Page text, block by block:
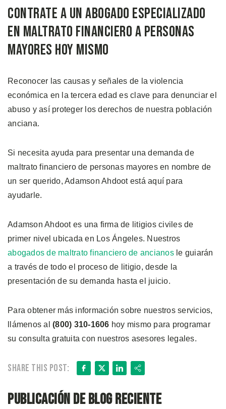
Contrate a un Abogado Especializado
en Maltrato Financiero a Personas
Mayores Hoy Mismo
Reconocer las causas y señales de la violencia
económica en la tercera edad es clave para denunciar el
abuso y así proteger los derechos de nuestra población
anciana.
Si necesita ayuda para presentar una demanda de
maltrato financiero de personas mayores en nombre de
un ser querido, Adamson Ahdoot está aquí para
ayudarle.
Adamson Ahdoot es una firma de litigios civiles de
primer nivel ubicada en Los Ángeles. Nuestros
abogados de maltrato financiero de ancianosle guiarán
a través de todo el proceso de litigio, desde la
presentación de su demanda hasta el juicio.
Para obtener más información sobre nuestros servicios,
llámenos al (800) 310-1606 hoy mismo para programar
su consulta gratuita con nuestros asesores legales.
Share this post: Facebook
X LinkedIn
Share
Publicación de blog reciente